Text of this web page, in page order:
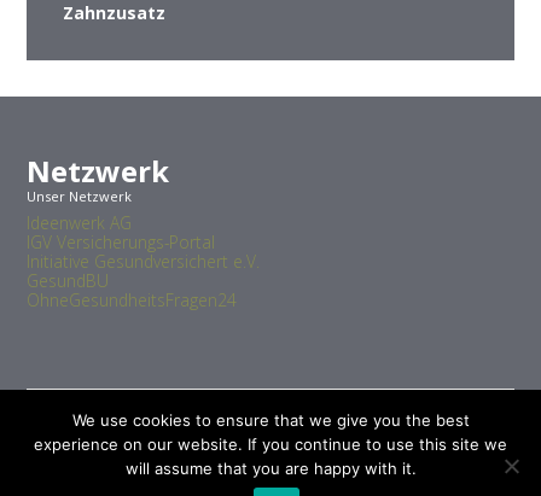
Zahnzusatz
Netzwerk
Unser Netzwerk
Ideenwerk AG
IGV Versicherungs-Portal
Initiative Gesundversichert e.V.
GesundBU
OhneGesundheitsFragen24
We use cookies to ensure that we give you the best
experience on our website. If you continue to use this site we
will assume that you are happy with it.